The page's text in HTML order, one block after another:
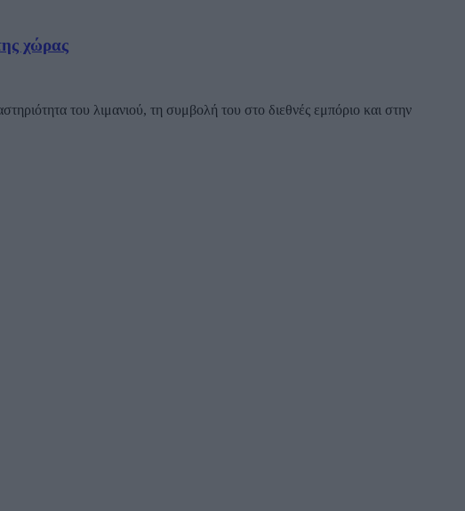
χώρας
του λιμανιού, τη συμβολή του στο διεθνές εμπόριο και στην